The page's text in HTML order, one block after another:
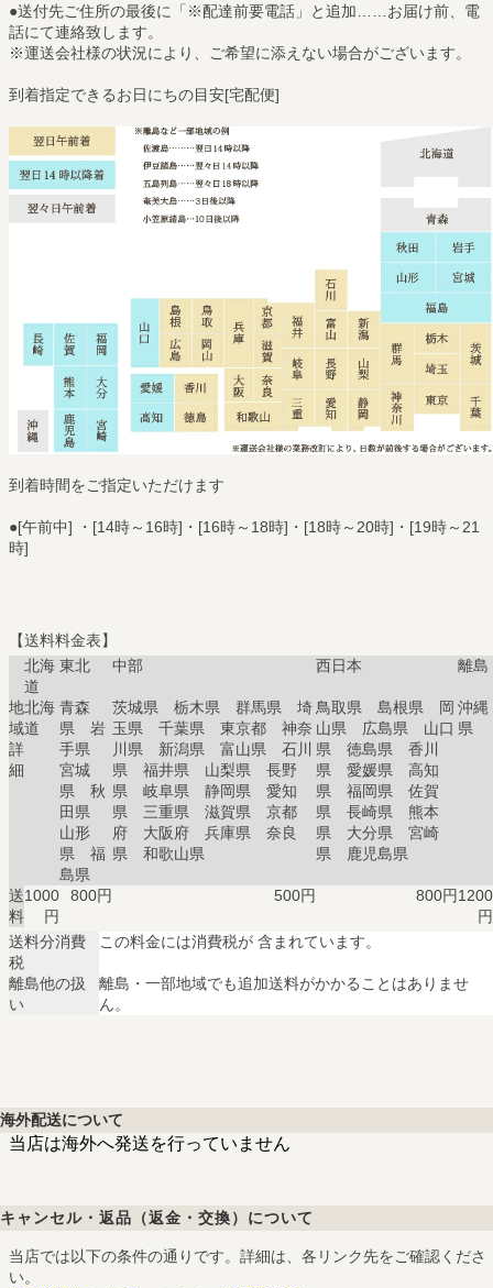
●送付先ご住所の最後に「※配達前要電話」と追加……お届け前、電
話にて連絡致します。
※運送会社様の状況により、ご希望に添えない場合がございます。
到着指定できるお日にちの目安[宅配便]
到着時間をご指定いただけます
●[午前中] ・[14時～16時]・[16時～18時]・[18時～20時]・[19時～21
時]
【送料料金表】
北海
道
東北 中部 西日本 離島
地
域
詳
細
北海
道
青森
県 岩
手県
宮城
県 秋
田県
山形
県 福
島県
茨城県 栃木県 群馬県 埼
玉県 千葉県 東京都 神奈
川県 新潟県 富山県 石川
県 福井県 山梨県 長野
県 岐阜県 静岡県 愛知
県 三重県 滋賀県 京都
府 大阪府 兵庫県 奈良
県 和歌山県
鳥取県 島根県 岡
山県 広島県 山口
県 徳島県 香川
県 愛媛県 高知
県 福岡県 佐賀
県 長崎県 熊本
県 大分県 宮崎
県 鹿児島県
沖縄
県
送
料
1000
円
800円 500円 800円1200
円
送料分消費
税
この料金には消費税が 含まれています。
離島他の扱
い
離島・一部地域でも追加送料がかかることはありませ
ん。
海外配送について
当店は海外へ発送を行っていません
キャンセル・返品（返金・交換）について
当店では以下の条件の通りです。詳細は、各リンク先をご確認くださ
い。